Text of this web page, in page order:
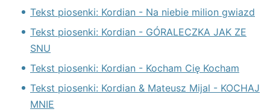
Tekst piosenki: Kordian - Na niebie milion gwiazd
Tekst piosenki: Kordian - GÓRALECZKA JAK ZE
SNU
Tekst piosenki: Kordian - Kocham Cię Kocham
Tekst piosenki: Kordian & Mateusz Mijal - KOCHAJ
MNIE